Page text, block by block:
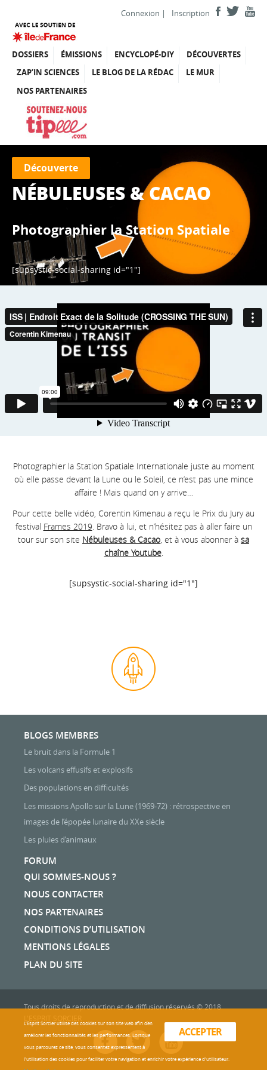
Connexion | Inscription
DOSSIERS ÉMISSIONS ENCYCLOPÉ-DIY
DÉCOUVERTES
ZAP’IN SCIENCES
LE BLOG DE LA RÉDAC
LE MUR
NOS PARTENAIRES
Découverte
NÉBULEUSES & CACAO
Photographier la Station Spatiale
[supsystic-social-sharing id="1"]
Photographier la Station Spatiale Internationale juste au moment
où elle passe devant la Lune ou le Soleil, ce n’est pas une mince
affaire ! Mais quand on y arrive…
Pour cette belle vidéo, Corentin Kimenau a reçu le Prix du Jury au
festival Frames 2019. Bravo à lui, et n’hésitez pas à aller faire un
tour sur son site Nébuleuses & Cacao, et à vous abonner à sa
chaîne Youtube.
[supsystic-social-sharing id="1"]
BLOGS MEMBRES
Le bruit dans la Formule 1
Les volcans effusifs et explosifs
Des populations en difficultés
Les missions Apollo sur la Lune (1969-72) : rétrospective en
images de l’épopée lunaire du XXe siècle
Les pluies d’animaux
FORUM
QUI SOMMES-NOUS ?
NOUS CONTACTER
NOS PARTENAIRES
CONDITIONS D’UTILISATION
MENTIONS LÉGALES
PLAN DU SITE
Tous droits de reproduction et de diffusion réservés © 2018
ACCEPTER
L'Esprit Sorcier utilise des cookies sur son site web afin d’en
améliorer les fonctionnalités et les performances. Lorsque
vous parcourez ce site, vous consentez expressément à
l'utilisation des cookies pour faciliter votre navigation et enrichir votre expérience d'utilisateur.